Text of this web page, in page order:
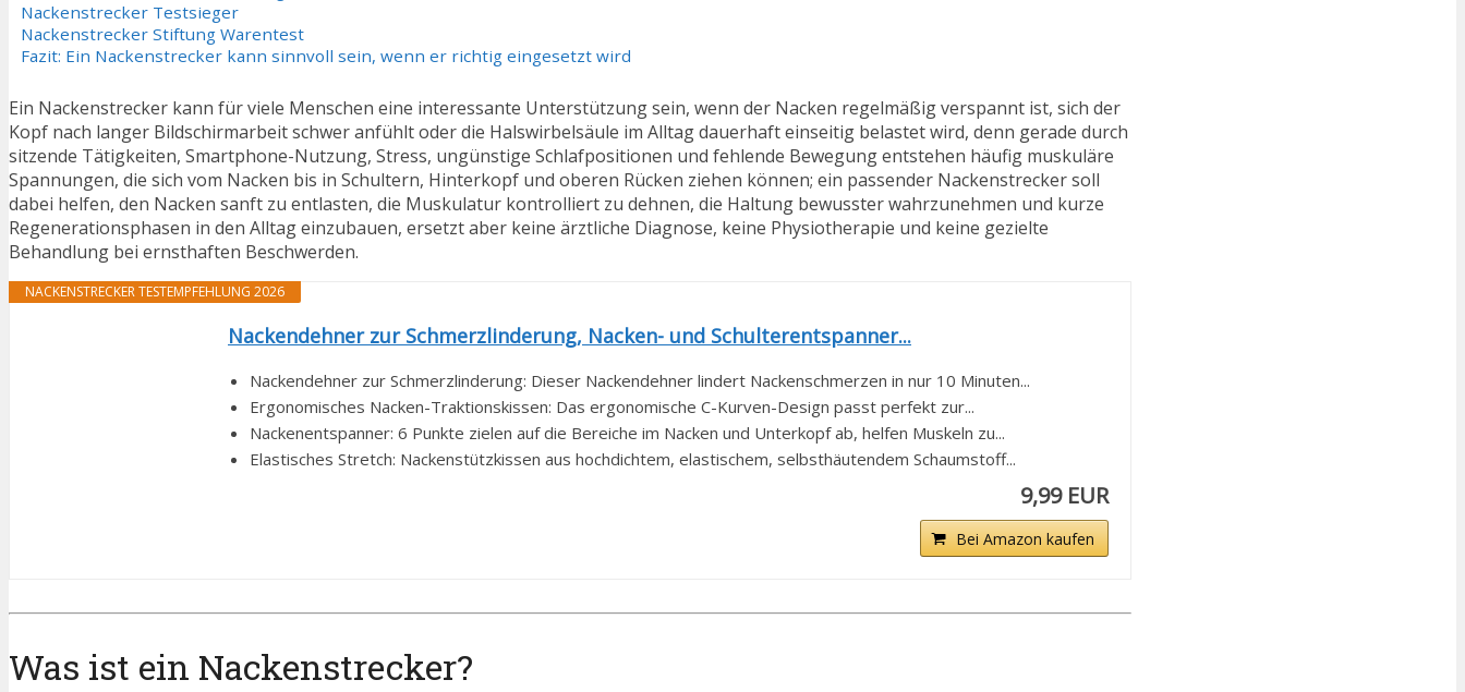
Nackenstrecker Testsieger
Nackenstrecker Stiftung Warentest
Fazit: Ein Nackenstrecker kann sinnvoll sein, wenn er richtig eingesetzt wird
Ein Nackenstrecker kann für viele Menschen eine interessante Unterstützung sein, wenn der Nacken regelmäßig verspannt ist, sich der
Kopf nach langer Bildschirmarbeit schwer anfühlt oder die Halswirbelsäule im Alltag dauerhaft einseitig belastet wird, denn gerade durch
sitzende Tätigkeiten, Smartphone-Nutzung, Stress, ungünstige Schlafpositionen und fehlende Bewegung entstehen häufig muskuläre
Spannungen, die sich vom Nacken bis in Schultern, Hinterkopf und oberen Rücken ziehen können; ein passender Nackenstrecker soll
dabei helfen, den Nacken sanft zu entlasten, die Muskulatur kontrolliert zu dehnen, die Haltung bewusster wahrzunehmen und kurze
Regenerationsphasen in den Alltag einzubauen, ersetzt aber keine ärztliche Diagnose, keine Physiotherapie und keine gezielte
Behandlung bei ernsthaften Beschwerden.
NACKENSTRECKER TESTEMPFEHLUNG 2026
Nackendehner zur Schmerzlinderung, Nacken- und Schulterentspanner...
Nackendehner zur Schmerzlinderung: Dieser Nackendehner lindert Nackenschmerzen in nur 10 Minuten...
Ergonomisches Nacken-Traktionskissen: Das ergonomische C-Kurven-Design passt perfekt zur...
Nackenentspanner: 6 Punkte zielen auf die Bereiche im Nacken und Unterkopf ab, helfen Muskeln zu...
Elastisches Stretch: Nackenstützkissen aus hochdichtem, elastischem, selbsthäutendem Schaumstoff...
9,99 EUR
Bei Amazon kaufen
Was ist ein Nackenstrecker?